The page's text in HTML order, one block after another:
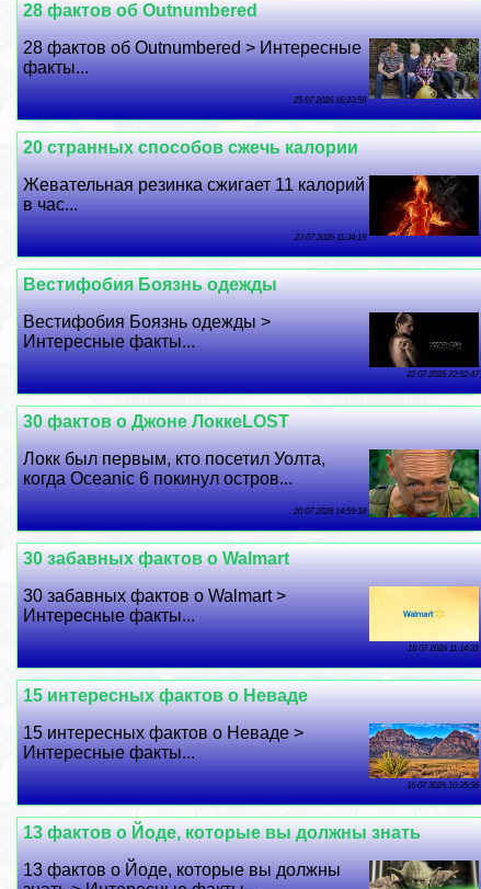
28 фактов об Outnumbered
28 фактов об Outnumbered > Интересные
факты...
25 07 2026 16:23:59
20 странных способов сжечь калории
Жевательная резинка сжигает 11 калорий
в час...
23 07 2026 11:34:19
Вестифобия Боязнь одежды
Вестифобия Боязнь одежды >
Интересные факты...
22 07 2026 22:52:47
30 фактов о Джоне ЛоккеLOST
Локк был первым, кто посетил Уолта,
когда Oceanic 6 покинул остров...
20 07 2026 14:59:18
30 забавных фактов о Walmart
30 забавных фактов о Walmart >
Интересные факты...
18 07 2026 11:14:31
15 интересных фактов о Неваде
15 интересных фактов о Неваде >
Интересные факты...
16 07 2026 10:35:56
13 фактов о Йоде, которые вы должны знать
13 фактов о Йоде, которые вы должны